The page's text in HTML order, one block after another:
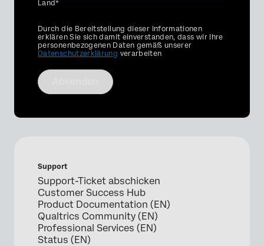
Land*
Privacy
Optin
Durch die Bereitstellung dieser Informationen
erklären Sie sich damit einverstanden, dass wir Ihre
personenbezogenen Daten gemäß unserer
Datenschutzerklärung verarbeiten
Support
Support-Ticket abschicken
Customer Success Hub
Product Documentation (EN)
Qualtrics Community (EN)
Professional Services (EN)
Status (EN)